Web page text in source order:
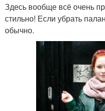
Здесь вообще всё очень
стильно! Если убрать
обычно.